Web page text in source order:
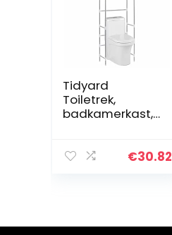
Tidyard
Toiletrek,
badkamerkast,
bovenbouw, 3
€30.82